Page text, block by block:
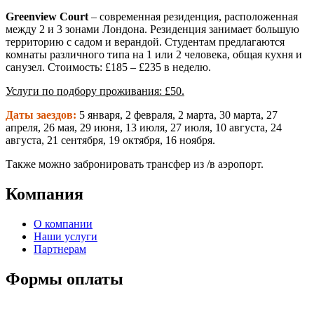
Greenview Court – современная резиденция, расположенная
между 2 и 3 зонами Лондона. Резиденция занимает большую
территорию с садом и верандой. Студентам предлагаются
комнаты различного типа на 1 или 2 человека, общая кухня и
санузел. Стоимость: £185 – £235 в неделю.
Услуги по подбору проживания: £50.
Даты заездов: 5 января, 2 февраля, 2 марта, 30 марта, 27
апреля, 26 мая, 29 июня, 13 июля, 27 июля, 10 августа, 24
августа, 21 сентября, 19 октября, 16 ноября.
Также можно забронировать трансфер из /в аэропорт.
Компания
О компании
Наши услуги
Партнерам
Формы оплаты